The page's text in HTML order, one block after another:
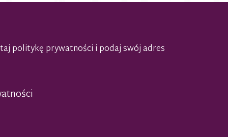
politykę prywatności i podaj swój adres